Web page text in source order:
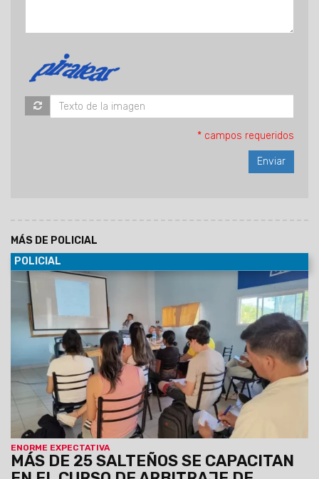
* campos requeridos
MÁS DE POLICIAL
POLICIAL
ENORME EXPECTATIVA
MÁS DE 25 SALTEÑOS SE CAPACITAN
05/11/2024 La formación dura 2 meses y está coordinada
por Dante Quipildor y Jorge Quispe árbitros de la U.A.F. (Unión
Argentina de Futsal). Los encuentros son los viernes en el
CIC de Gauchito Gil. Quienes deseen sumarse podrán
comunicarse al 3872266189.